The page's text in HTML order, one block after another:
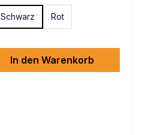
Schwarz Rot
In den Warenkorb